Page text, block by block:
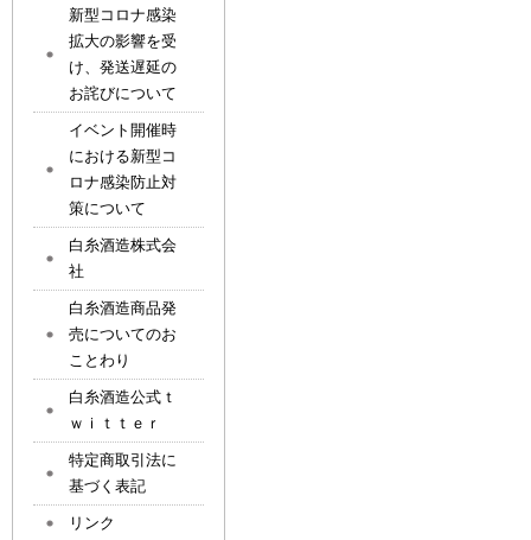
新型コロナ感染
拡大の影響を受
け、発送遅延の
お詫びについて
イベント開催時
における新型コ
ロナ感染防止対
策について
白糸酒造株式会
社
白糸酒造商品発
売についてのお
ことわり
白糸酒造公式ｔ
ｗｉｔｔｅｒ
特定商取引法に
基づく表記
リンク